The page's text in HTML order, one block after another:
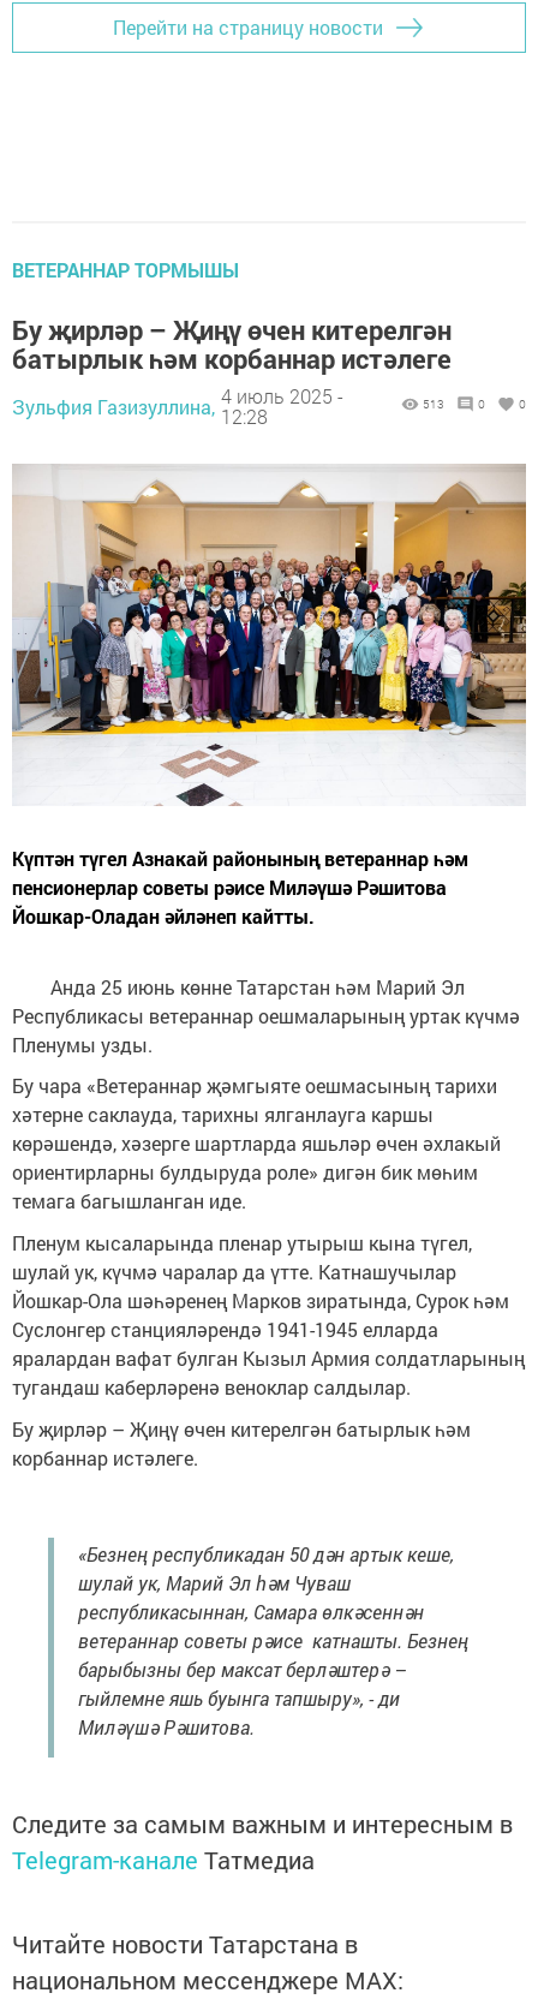
Перейти на страницу новости
ВЕТЕРАННАР ТОРМЫШЫ
Бу җирләр – Җиңү өчен китерелгән
батырлык һәм корбаннар истәлеге
Зульфия Газизуллина, 4 июль 2025 -
12:28
513 0 0
Күптән түгел Азнакай районының ветераннар һәм
пенсионерлар советы рәисе Миләүшә Рәшитова
Йошкар-Оладан әйләнеп кайтты.
Анда 25 июнь көнне Татарстан һәм Марий Эл
Республикасы ветераннар оешмаларының уртак күчмә
Пленумы узды.
Бу чара «Ветераннар җәмгыяте оешмасының тарихи
хәтерне саклауда, тарихны ялганлауга каршы
көрәшендә, хәзерге шартларда яшьләр өчен әхлакый
ориентирларны булдыруда роле» дигән бик мөһим
темага багышланган иде.
Пленум кысаларында пленар утырыш кына түгел,
шулай ук, күчмә чаралар да үтте. Катнашучылар
Йошкар-Ола шәһәренең Марков зиратында, Сурок һәм
Суслонгер станцияләрендә 1941-1945 елларда
яралардан вафат булган Кызыл Армия солдатларының
тугандаш каберләренә веноклар салдылар.
Бу җирләр – Җиңү өчен китерелгән батырлык һәм
корбаннар истәлеге.
«Безнең республикадан 50 дән артык кеше,
шулай ук, Марий Эл һәм Чуваш
республикасыннан, Самара өлкәсеннән
ветераннар советы рәисе катнашты. Безнең
барыбызны бер максат берләштерә –
гыйлемне яшь буынга тапшыру», - ди
Миләүшә Рәшитова.
Следите за самым важным и интересным в
Telegram-канале Татмедиа
Читайте новости Татарстана в
национальном мессенджере MАХ: